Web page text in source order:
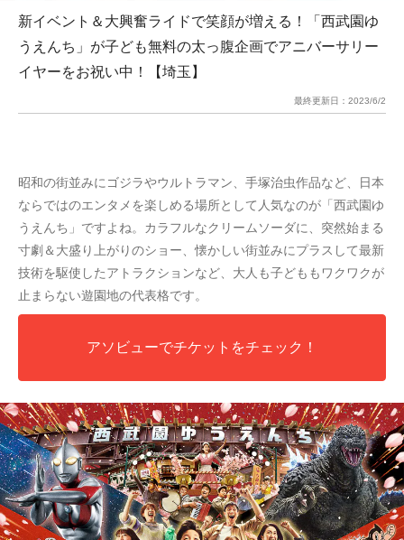
新イベント＆大興奮ライドで笑顔が増える！「西武園ゆ
うえんち」が子ども無料の太っ腹企画でアニバーサリー
イヤーをお祝い中！【埼玉】
最終更新日： 2023/6/2
昭和の街並みにゴジラやウルトラマン、手塚治虫作品など、日本
ならではのエンタメを楽しめる場所として人気なのが「西武園ゆ
うえんち」ですよね。カラフルなクリームソーダに、突然始まる
寸劇＆大盛り上がりのショー、懐かしい街並みにプラスして最新
技術を駆使したアトラクションなど、大人も子どももワクワクが
止まらない遊園地の代表格です。
アソビューでチケットをチェック！